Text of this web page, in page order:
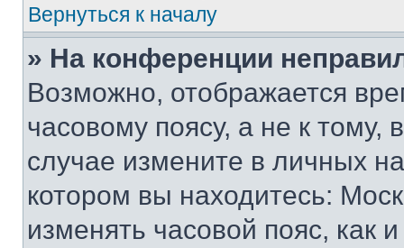
Вернуться к началу
» На конференции
Возможно, отображается
часовому поясу, а не к тому,
случае измените в личных
котором вы находитесь:
изменять часовой пояс, как